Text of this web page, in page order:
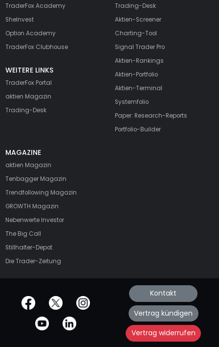
TraderFox Academy
SheInvest
Option Academy
TraderFox Clubhouse
WEITERE LINKS
TraderFox Portal
aktien Magazin
Trading-Desk
Trading-Desk
Aktien-Screener
Charting-Tool
Signal Trader Pro
Aktien-Rankings
Aktien-Portfolio
Aktien-Terminal
Systemfolio
Paper: Research-Reports
Portfolio-Builder
MAGAZINE
aktien Magazin
Tenbagger Magazin
Trendfollowing Magazin
GROWTH Magazin
Nebenwerte Investor
The Big Call
Stillhalter-Depot
Die Trader-Zeitung
offizielle Social Media-Accounts Kontakt
Vertrag kündigen
Vertrag widerrufen